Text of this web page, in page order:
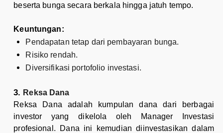
beserta bunga secara berkala hingga jatuh tempo.
Keuntungan:
Pendapatan tetap dari pembayaran bunga.
Risiko rendah.
Diversifikasi portofolio investasi.
Reksa Dana
Reksa Dana adalah kumpulan dana dari berbagai
investor yang dikelola oleh Manager Investasi
profesional. Dana ini kemudian diinvestasikan dalam